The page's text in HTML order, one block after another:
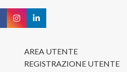
AREA UTENTE
REGISTRAZIONE UTENTE